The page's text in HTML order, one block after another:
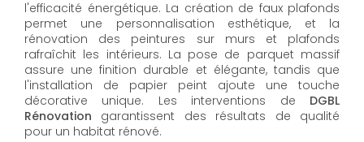
l'efficacité énergétique. La création de faux plafonds
permet une personnalisation esthétique, et la
rénovation des peintures sur murs et plafonds
rafraîchit les intérieurs. La pose de parquet massif
assure une finition durable et élégante, tandis que
l'installation de papier peint ajoute une touche
décorative unique. Les interventions de DGBL
Rénovation garantissent des résultats de qualité
pour un habitat rénové.